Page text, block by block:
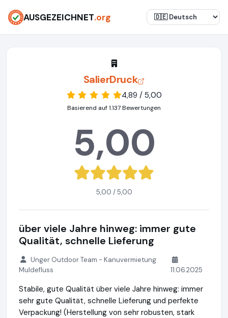
AUSGEZEICHNET.org
SalierDruck
4,89 / 5,00
Basierend auf 1.137 Bewertungen
5,00
5,00 / 5,00
über viele Jahre hinweg: immer gute
Qualität, schnelle Lieferung
Unger Outdoor Team - Kanuvermietung
Muldefluss
11.06.2025
Stabile, gute Qualität über viele Jahre hinweg: immer
sehr gute Qualität, schnelle Lieferung und perfekte
Verpackung! (Herstellung von sehr robusten, stark